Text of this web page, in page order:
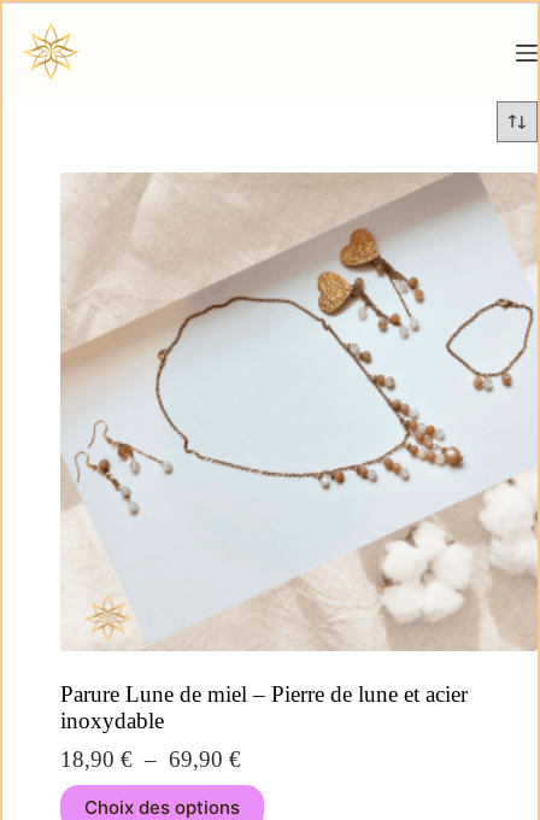
Parure Lune de miel – Pierre de lune et acier
inoxydable
18,90 € – 69,90 €
Choix des options